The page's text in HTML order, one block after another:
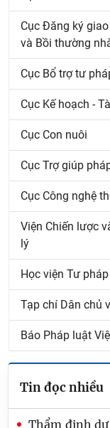
Cục Đăng ký
và Bồi thường
Cục Bổ trợ tư
Cục Kế hoạch -
Cục Con nuôi
Cục Trợ giúp
Cục Công nghệ
Viện Chiến lược
lý
Học viện Tư pháp
Tạp chí Dân chủ
Báo Pháp luật
Tin đọc nhiều
Thẩm định